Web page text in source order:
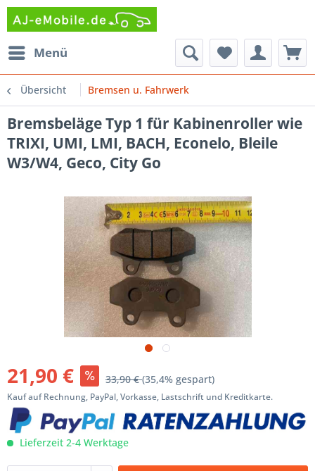
Menü
Übersicht Bremsen u. Fahrwerk
Bremsbeläge Typ 1 für Kabinenroller wie
TRIXI, UMI, LMI, BACH, Econelo, Bleile
W3/W4, Geco, City Go
21,90 € 33,90 €(35,4% gespart)
Kauf auf Rechnung, PayPal, Vorkasse, Lastschrift und Kreditkarte.
Lieferzeit 2-4 Werktage